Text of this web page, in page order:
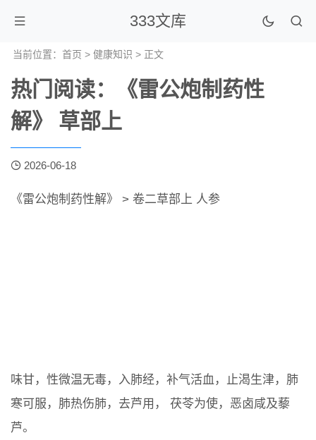
333文库
当前位置： 首页 > 健康知识 > 正文
热门阅读：《雷公炮制药性
解》 草部上
2026-06-18
《雷公炮制药性解》 > 卷二草部上 人参
味甘，性微温无毒，入肺经，补气活血，止渴生津，肺
寒可服，肺热伤肺，去芦用， 茯苓为使，恶卤咸及藜
芦。